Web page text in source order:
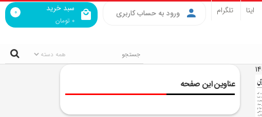
سبد خرید
0 تومان
0 ورود به حساب کاربری ایتا تلگرام
عناوین این صفحه